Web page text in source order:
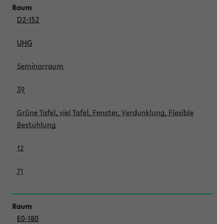
D2-152
UHG
Seminarraum
39
Grüne Tafel, viel Tafel, Fenster, Verdunklung, Flexible
Bestuhlung
12
71
E0-180